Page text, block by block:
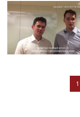
1